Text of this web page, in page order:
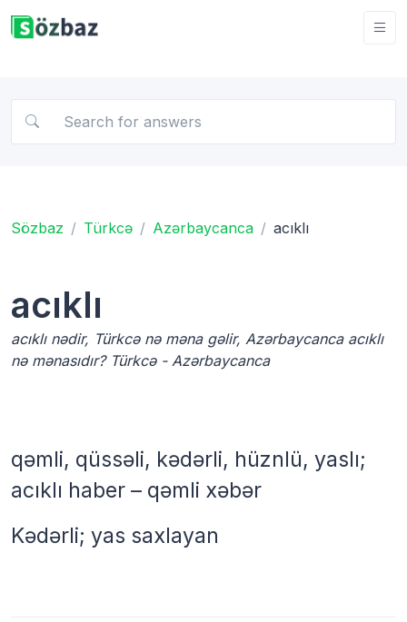
Sözbaz Türkcə Azərbaycanca acıklı
acıklı
acıklı nədir, Türkcə nə məna gəlir, Azərbaycanca acıklı
nə mənasıdır? Türkcə - Azərbaycanca
qəmli, qüssəli, kədərli, hüznlü, yaslı;
acıklı haber – qəmli xəbər
Kədərli; yas saxlayan